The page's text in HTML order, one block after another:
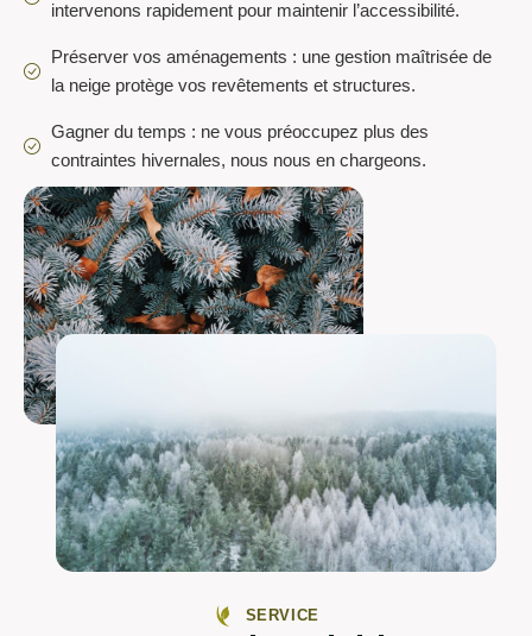
intervenons rapidement pour maintenir l’accessibilité.
Préserver vos aménagements : une gestion maîtrisée de
la neige protège vos revêtements et structures.
Gagner du temps : ne vous préoccupez plus des
contraintes hivernales, nous nous en chargeons.
SERVICE